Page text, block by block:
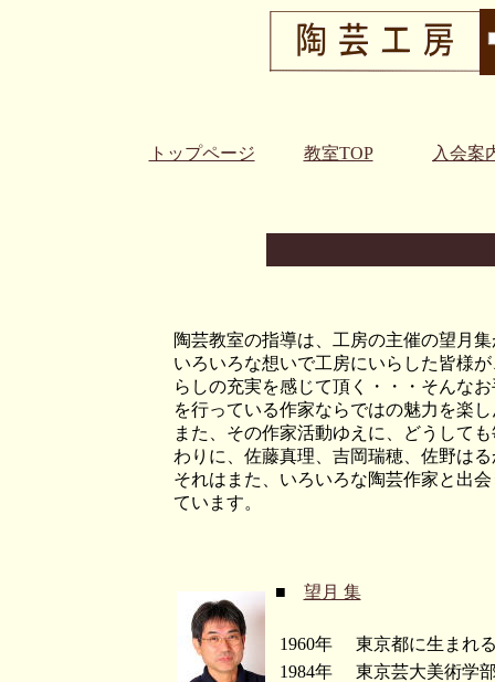
トップページ 教室TOP 入会案
陶芸教室の指導は、工房の主催の望月
いろいろな想いで工房にいらした皆様
らしの充実を感じて頂く・・・そんな
を行っている作家ならではの魅力を楽
また、その作家活動ゆえに、どうして
わりに、佐藤真理、吉岡瑞穂、佐野は
それはまた、いろいろな陶芸作家と出
ています。
■ 望月 集
1960年
東京都に生まれ
1984年
東京芸大美術学